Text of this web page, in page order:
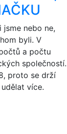
jsme nebo ne,
byli. V
a počtu
společností.
proto se drží
více.